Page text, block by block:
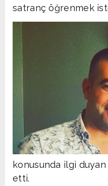
satranç öğrenmek
konusunda ilgi
etti.